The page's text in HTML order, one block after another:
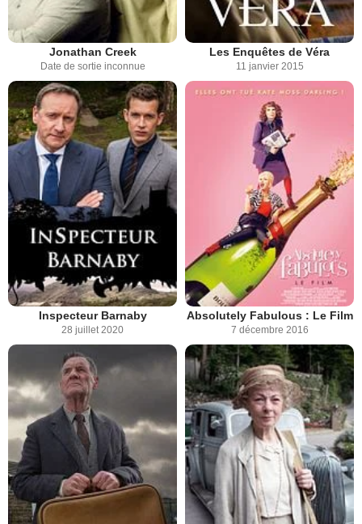
Jonathan Creek
Date de sortie inconnue
Les Enquêtes de Véra
11 janvier 2015
Inspecteur Barnaby
28 juillet 2020
Absolutely Fabulous : Le Film
7 décembre 2016